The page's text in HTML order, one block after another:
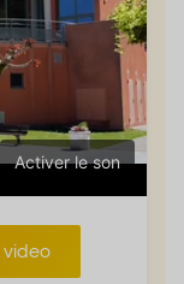
Activer le son
video